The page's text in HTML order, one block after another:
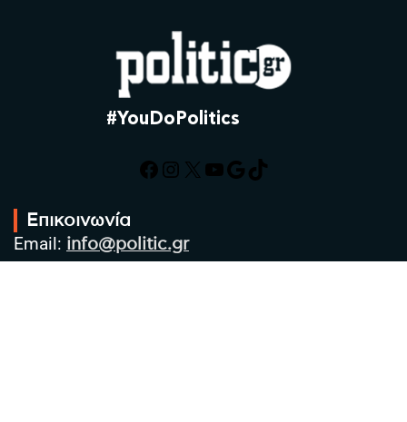
#YouDoPolitics
Facebook
Instagram
X YouTube
Google
TikTok
Επικοινωνία
Email: info@politic.gr
Τηλ: